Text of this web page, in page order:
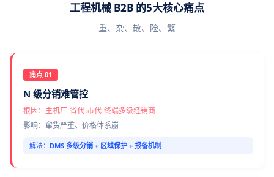
工程机械 B2B 的5大核心痛点
重、杂、散、险、繁
痛点 01
N 级分销难管控
根因：主机厂-省代-市代-终端多级经销商
影响：窜货严重、价格体系崩
解法： DMS 多级分销 + 区域保护 + 报备机制